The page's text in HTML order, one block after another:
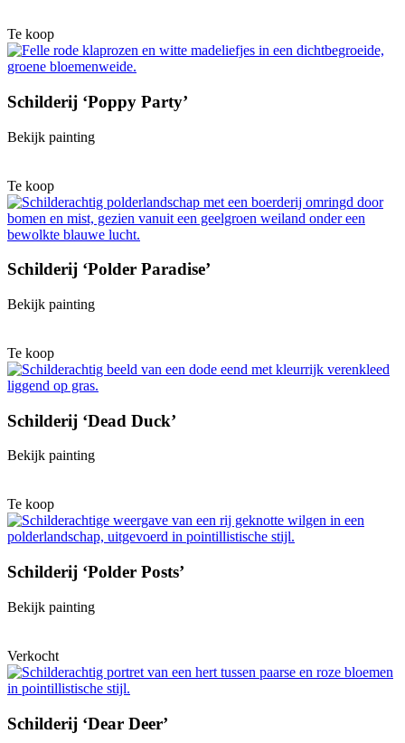
Te koop
Schilderij ‘Poppy Party’
Bekijk painting
Te koop
Schilderij ‘Polder Paradise’
Bekijk painting
Te koop
Schilderij ‘Dead Duck’
Bekijk painting
Te koop
Schilderij ‘Polder Posts’
Bekijk painting
Verkocht
Schilderij ‘Dear Deer’